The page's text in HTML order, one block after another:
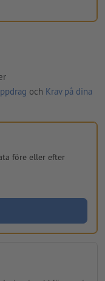
och Krav på dina
före eller efter